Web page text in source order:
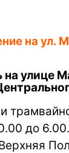
на ул.
улице
до